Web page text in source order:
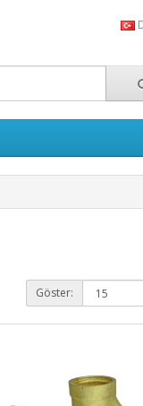
Göster: